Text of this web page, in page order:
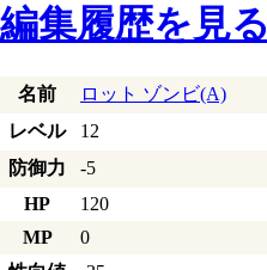
編集履歴を見る
名前
ロット ゾンビ(A)
レベル
12
防御力
-5
HP
120
MP
0